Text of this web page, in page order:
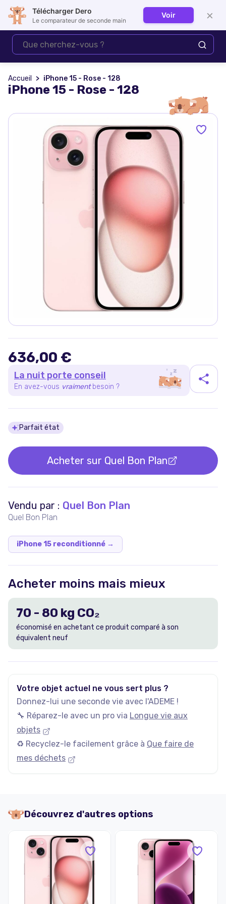
Se connecter
Accueil iPhone 15 - Rose - 128
iPhone 15 - Rose - 128
636,00 €
La nuit porte conseil
En avez-vous vraiment besoin ?
Détails du produit
Parfait état
Acheter sur Quel Bon Plan
Vendu par : Quel Bon Plan
Quel Bon Plan
iPhone 15 reconditionné →
Acheter moins mais mieux
70 - 80 kg CO₂
économisé en achetant ce produit comparé à son
équivalent neuf
Votre objet actuel ne vous sert plus ?
Donnez-lui une seconde vie avec l'ADEME !
🔧 Réparez-le avec un pro via Longue vie aux
objets
♻️ Recyclez-le facilement grâce à Que faire de
mes déchets
Découvrez d'autres options
Télécharger Dero
Le comparateur de seconde main
Voir ×